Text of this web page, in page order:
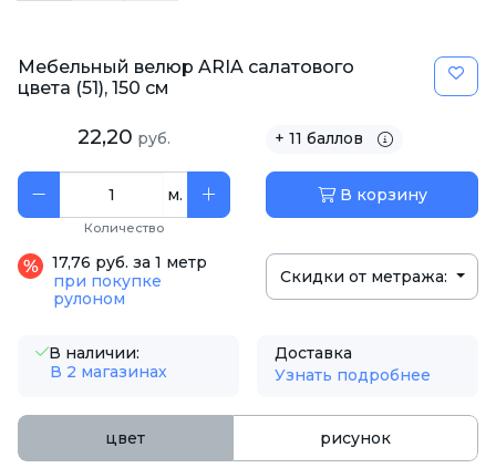
Мебельный велюр ARIA салатового
цвета (51), 150 см
22,20 руб. + 11 баллов
м.
Количество
В корзину
17,76 руб. за 1 метр
при покупке
рулоном
Скидки от метража:
В наличии:
В 2 магазинах
Доставка
Узнать подробнее
цвет рисунок